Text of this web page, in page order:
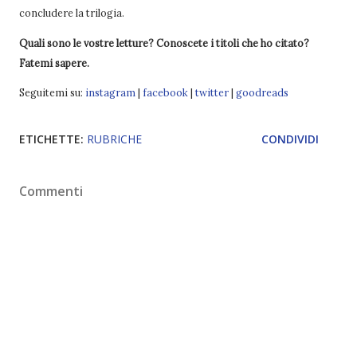
concludere la trilogia.
Quali sono le vostre letture? Conoscete i titoli che ho citato?
Fatemi sapere.
Seguitemi su: instagram| facebook| twitter| goodreads
ETICHETTE: RUBRICHE CONDIVIDI
Commenti